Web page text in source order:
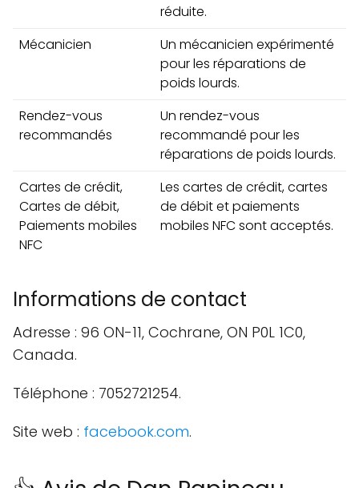
réduite.
Mécanicien
Un mécanicien expérimenté
pour les réparations de
poids lourds.
Rendez-vous
recommandés
Un rendez-vous
recommandé pour les
réparations de poids lourds.
Cartes de crédit,
Cartes de débit,
Paiements mobiles
NFC
Les cartes de crédit, cartes
de débit et paiements
mobiles NFC sont acceptés.
Informations de contact
Adresse : 96 ON-11, Cochrane, ON P0L 1C0,
Canada.
Téléphone : 7052721254.
Site web : facebook.com.